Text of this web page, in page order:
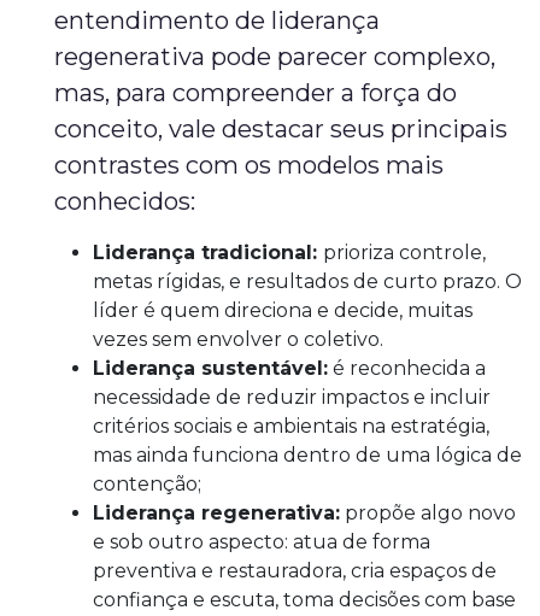
entendimento de liderança
regenerativa pode parecer complexo,
mas, para compreender a força do
conceito, vale destacar seus principais
contrastes com os modelos mais
conhecidos:
Liderança tradicional: prioriza controle,
metas rígidas, e resultados de curto prazo. O
líder é quem direciona e decide, muitas
vezes sem envolver o coletivo.
Liderança sustentável: é reconhecida a
necessidade de reduzir impactos e incluir
critérios sociais e ambientais na estratégia,
mas ainda funciona dentro de uma lógica de
contenção;
Liderança regenerativa: propõe algo novo
e sob outro aspecto: atua de forma
preventiva e restauradora, cria espaços de
confiança e escuta, toma decisões com base